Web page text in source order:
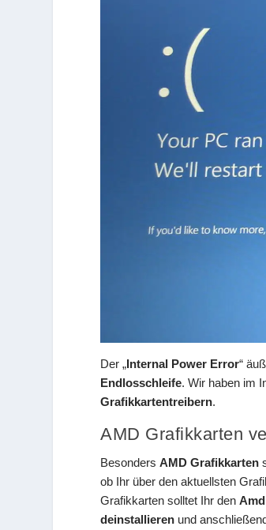
Der „Internal Power Error“
Endlosschleife. Wir haben im
Grafikkartentreibern.
AMD Grafikkarten
BesondersAMD Grafikkarten
ob Ihr über den aktuellsten
Grafikkarten solltet Ihr den
deinstallieren und